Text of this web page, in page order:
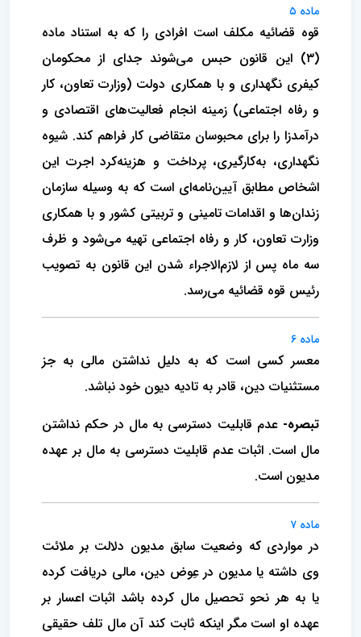
ماده ۵
قوه قضائیه مکلف است افرادی را که به استناد ماده
(۳) این قانون حبس می‌شوند جدای از محکومان
کیفری نگهداری و با همکاری دولت (وزارت تعاون، کار
و رفاه اجتماعی) زمینه انجام فعالیت‌های اقتصادی و
درآمدزا را برای محبوسان متقاضی کار فراهم کند. شیوه
نگهداری، به‌کارگیری، پرداخت و هزینه‌کرد اجرت این
اشخاص مطابق آیین‌نامه‌ای است که به وسیله سازمان
زندان‌ها و اقدامات تامینی و تربیتی کشور و با همکاری
وزارت تعاون، کار و رفاه اجتماعی تهیه می‌شود و ظرف
سه‌ ماه پس از لازم‌الاجراء شدن این قانون به تصویب
رئیس قوه‌ قضائیه می‌رسد.
ماده ۶
معسر کسی است که به دلیل نداشتن مالی به‌ جز
مستثنیات دین، قادر به تادیه دیون خود نباشد.
تبصره-عدم قابلیت دسترسی به مال در حکم نداشتن
مال است. اثبات عدم قابلیت دسترسی به مال بر عهده
مدیون است.
ماده ۷
در مواردی که وضعیت سابق مدیون دلالت بر ملائت
وی داشته یا مدیون در عِوض دین، مالی دریافت کرده
یا به هر نحو تحصیل مال کرده باشد اثبات اعسار بر
عهده او است مگر اینکه ثابت کند آن مال تلف حقیقی